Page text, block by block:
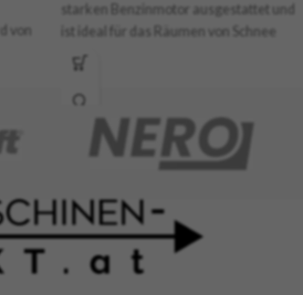
von
Es
die
starken Benzinmotor ausgestattet und
ist ideal für das Räumen von Schnee
auf Einfahrten, Gehsteigen und
anderen befestigten Parkplätzen und
Stellflächen. Die Schneefräse kann
bequem über den Elektrostarter
angelassen werden und verfügt über
eine Differentialsperre bzw.
diesem Modell ist der hydrostatische
Antrieb. Das Gerät ist für den
optimalen Grip mit einem
Raupenlaufwerk ausgestattet.